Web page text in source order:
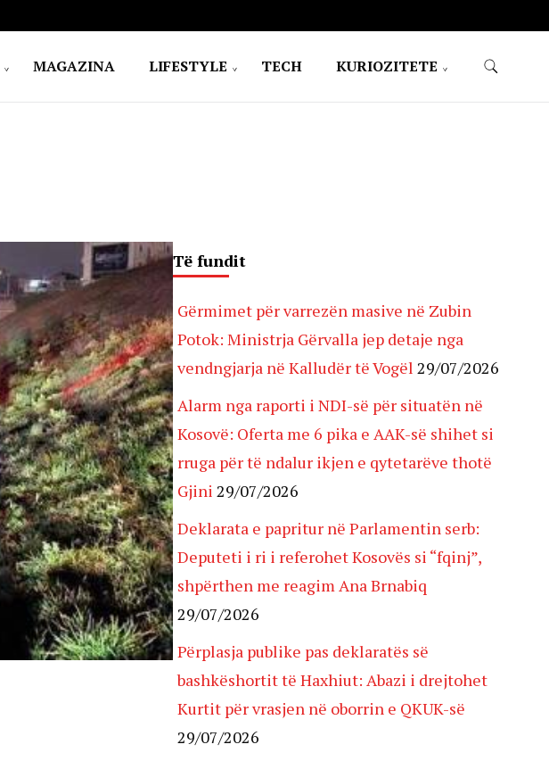
MAGAZINA LIFESTYLE TECH KURIOZITETE
Të fundit
Gërmimet për varrezën masive në Zubin
Potok: Ministrja Gërvalla jep detaje nga
vendngjarja në Kalludër të Vogël 29/07/2026
Alarm nga raporti i NDI-së për situatën në
Kosovë: Oferta me 6 pika e AAK-së shihet si
rruga për të ndalur ikjen e qytetarëve thotë
Gjini 29/07/2026
Deklarata e papritur në Parlamentin serb:
Deputeti i ri i referohet Kosovës si “fqinj”,
shpërthen me reagim Ana Brnabiq
29/07/2026
Përplasja publike pas deklaratës së
bashkëshortit të Haxhiut: Abazi i drejtohet
Kurtit për vrasjen në oborrin e QKUK-së
29/07/2026